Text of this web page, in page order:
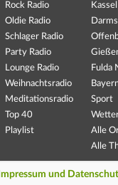
Rock Radio
Oldie Radio
Schlager Radio
Party Radio
Lounge Radio
Weihnachtsradio
Meditationsradio
Top 40
Playlist
Fulda
Sport
Alle
Alle
Impressum und